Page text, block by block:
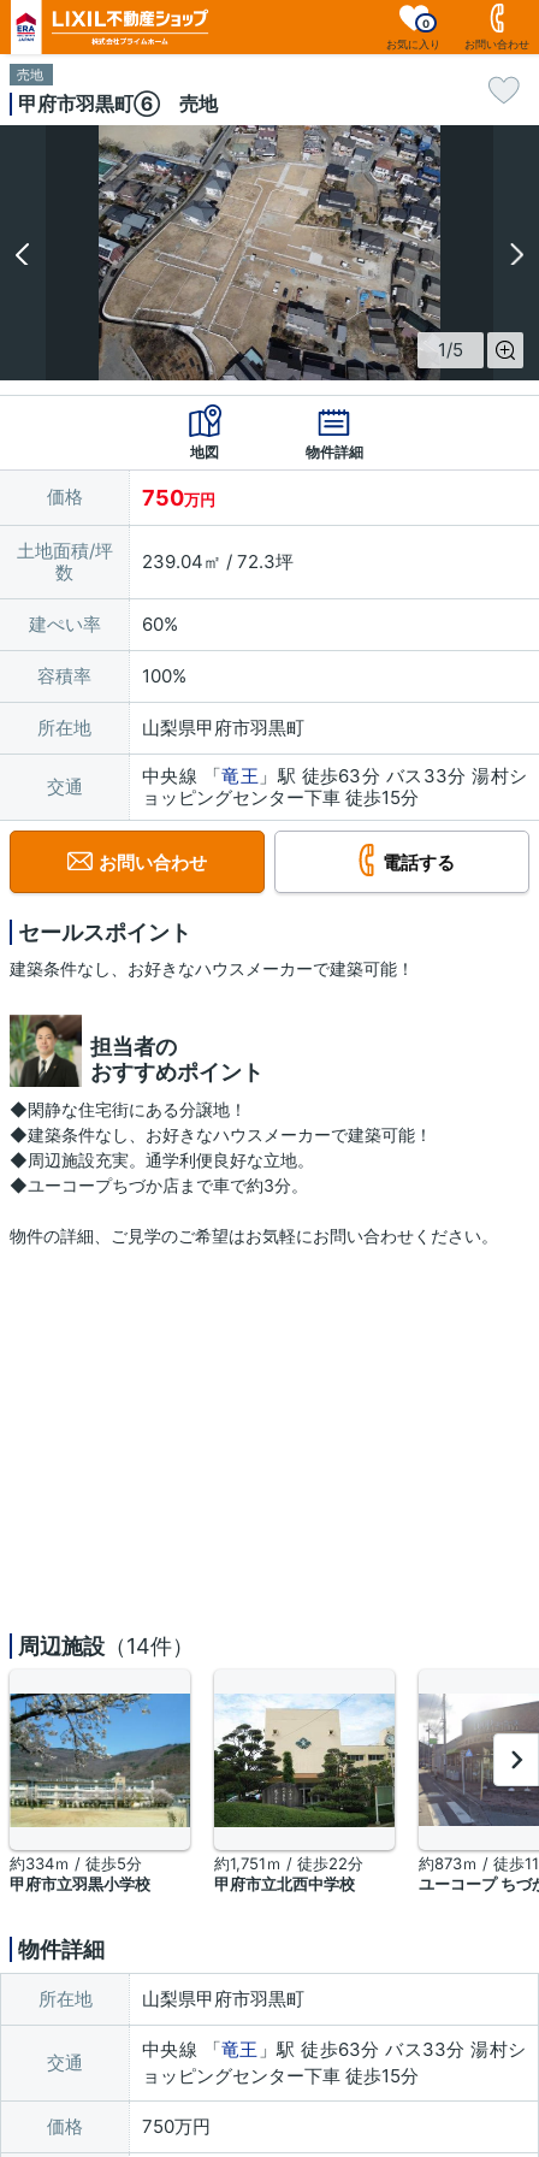
お気に入り
0
お問い合わせ
売地
甲府市羽黒町⑥ 売地
1/5
地図 物件詳細
価格 750万円
土地面積/坪
数
239.04㎡ / 72.3坪
建ぺい率 60%
容積率 100%
所在地 山梨県甲府市羽黒町
交通 中央線 「竜王 」駅 徒歩63分 バス33分 湯村シ
ョッピングセンター下車 徒歩15分
お問い合わせ 電話する
セールスポイント
建築条件なし、お好きなハウスメーカーで建築可能！
担当者の
おすすめポイント
◆閑静な住宅街にある分譲地！
◆建築条件なし、お好きなハウスメーカーで建築可能！
◆周辺施設充実。通学利便良好な立地。
◆ユーコープちづか店まで車で約3分。
物件の詳細、ご見学のご希望はお気軽にお問い合わせください。
周辺施設 （14件）
約334ｍ / 徒歩5分
甲府市立羽黒小学校
約1,751ｍ / 徒歩22分
甲府市立北西中学校
約873ｍ / 徒歩
ユーコープ ちづ
物件詳細
所在地 山梨県甲府市羽黒町
交通
中央線 「竜王 」駅 徒歩63分 バス33分 湯村シ
ョッピングセンター下車 徒歩15分
価格 750万円